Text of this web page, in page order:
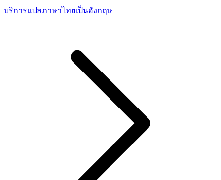
บริการแปลภาษาไทยเป็นอังกฤษ